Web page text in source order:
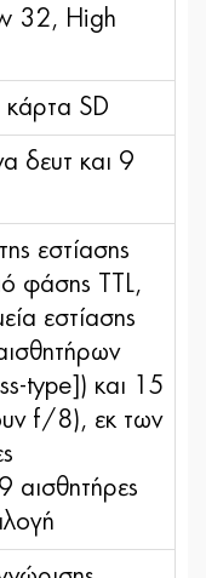
32, High
κάρτα SD
δευτ και 9
εστίασης
φάσης TTL,
εστίασης
type]) και 15
f/8), εκ των
αισθητήρες